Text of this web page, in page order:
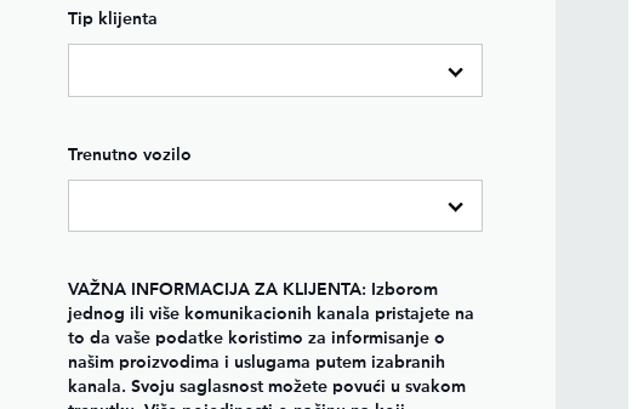
Tip klijenta
Trenutno vozilo
VAŽNA INFORMACIJA ZA KLIJENTA: Izborom
jednog ili više komunikacionih kanala pristajete na
to da vaše podatke koristimo za informisanje o
našim proizvodima i uslugama putem izabranih
kanala. Svoju saglasnost možete povući u svakom